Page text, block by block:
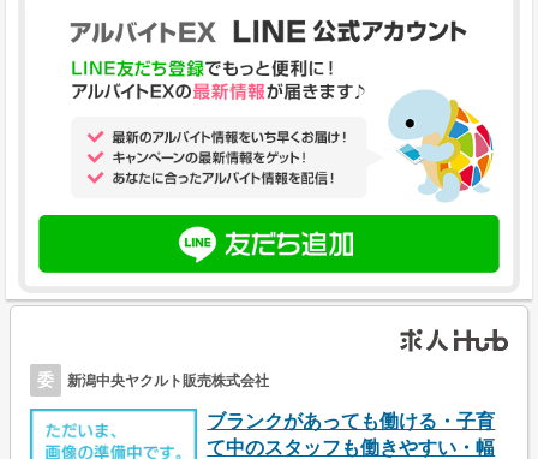
委 新潟中央ヤクルト販売株式会社
ブランクがあっても働ける・子育
て中のスタッフも働きやすい・幅